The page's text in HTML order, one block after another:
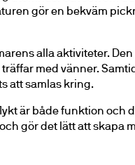
gör en bekväm
alla aktiviteter. Den
med vänner.
att samlas kring.
är både funktion och
gör det lätt att skapa